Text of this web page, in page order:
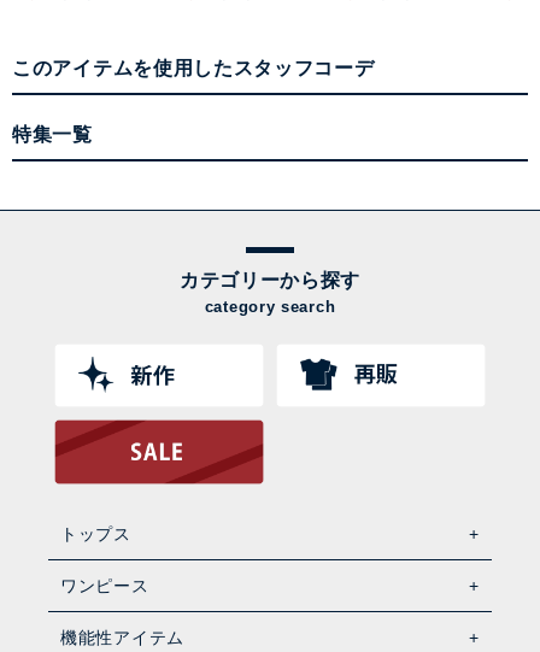
このアイテムを使用したスタッフコーデ
特集一覧
カテゴリーから探す
category search
トップス
ワンピース
機能性アイテム